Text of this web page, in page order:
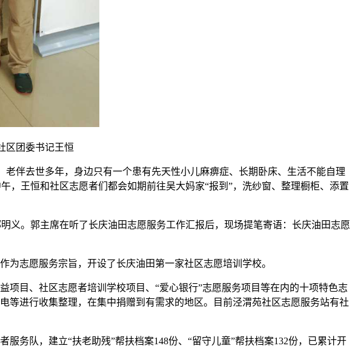
区团委书记王恒
伴去世多年，身边只有一个患有先天性小儿麻痹症、长期卧床、生活不能自理
王恒和社区志愿者们都会如期前往吴大妈家“报到”，洗纱窗、整理橱柜、添置
。郭主席在听了长庆油田志愿服务工作汇报后，现场提笔寄语：长庆油田志愿
志愿服务宗旨，开设了长庆油田第一家社区志愿培训学校。
目、社区志愿者培训学校项目、“爱心银行”志愿服务项目等在内的十项特色志
等进行收集整理，在集中捐赠到有需求的地区。目前泾渭苑社区志愿服务站有社
务队，建立“扶老助残”帮扶档案148份、“留守儿童”帮扶档案132份，已累计开